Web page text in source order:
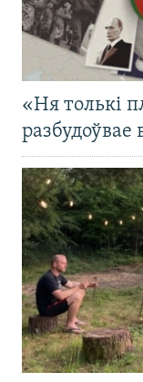
«Ня толькі
разбудоўвае